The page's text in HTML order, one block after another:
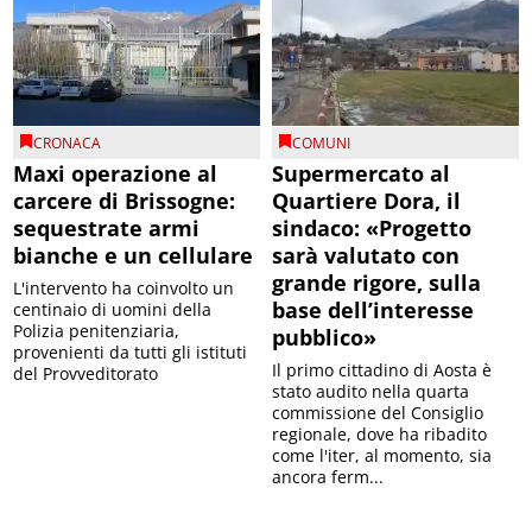
CRONACA
Maxi operazione al
carcere di Brissogne:
sequestrate armi
bianche e un cellulare
L'intervento ha coinvolto un
centinaio di uomini della
Polizia penitenziaria,
provenienti da tutti gli istituti
del Provveditorato
COMUNI
Supermercato al
Quartiere Dora, il
sindaco: «Progetto
sarà valutato con
grande rigore, sulla
base dell’interesse
pubblico»
Il primo cittadino di Aosta è
stato audito nella quarta
commissione del Consiglio
regionale, dove ha ribadito
come l'iter, al momento, sia
ancora ferm...